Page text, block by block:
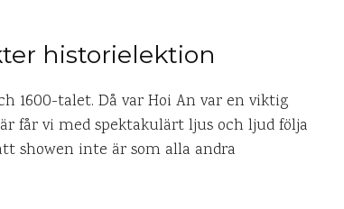
historielektion
1600-talet. Då var Hoi An var en viktig
får vi med spektakulärt ljus och ljud följa
showen inte är som alla andra